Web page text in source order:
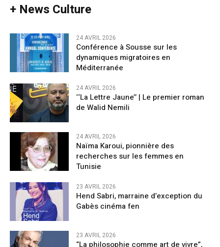
+ News Culture
24 AVRIL 2026
Conférence à Sousse sur les
dynamiques migratoires en
Méditerranée
24 AVRIL 2026
‘‘La Lettre Jaune’’ | Le premier roman
de Walid Nemili
24 AVRIL 2026
Naïma Karoui, pionnière des
recherches sur les femmes en
Tunisie
23 AVRIL 2026
Hend Sabri, marraine d’exception du
Gabès cinéma fen
23 AVRIL 2026
“La philosophie comme art de vivre”,